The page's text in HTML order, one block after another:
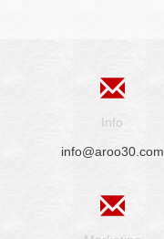
Info
info@aroo30.com